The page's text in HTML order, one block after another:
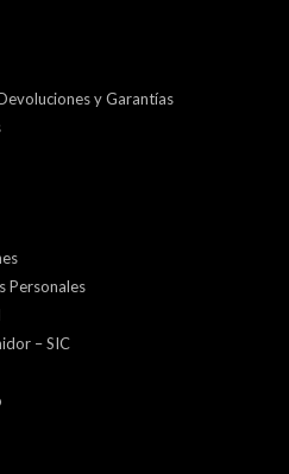
y Garantías
Personales
– SIC